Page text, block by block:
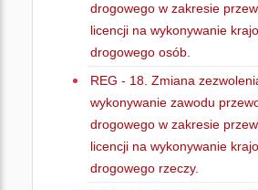
drogowego w zakresie
licencji na wykonywanie
drogowego osób.
REG - 18. Zmiana
wykonywanie zawodu
drogowego w zakresie
licencji na wykonywanie
drogowego rzeczy.